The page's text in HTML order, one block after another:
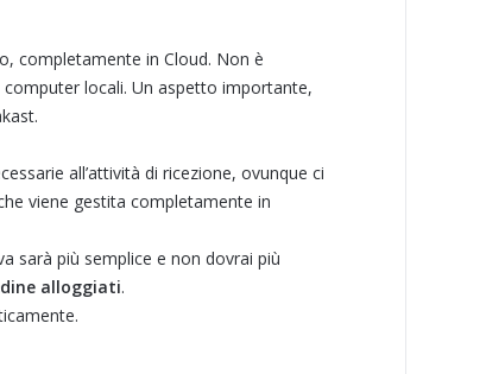
completamente in Cloud. Non è
computer locali. Un aspetto importante,
all’attività di ricezione, ovunque ci
viene gestita completamente in
sarà più semplice e non dovrai più
alloggiati.